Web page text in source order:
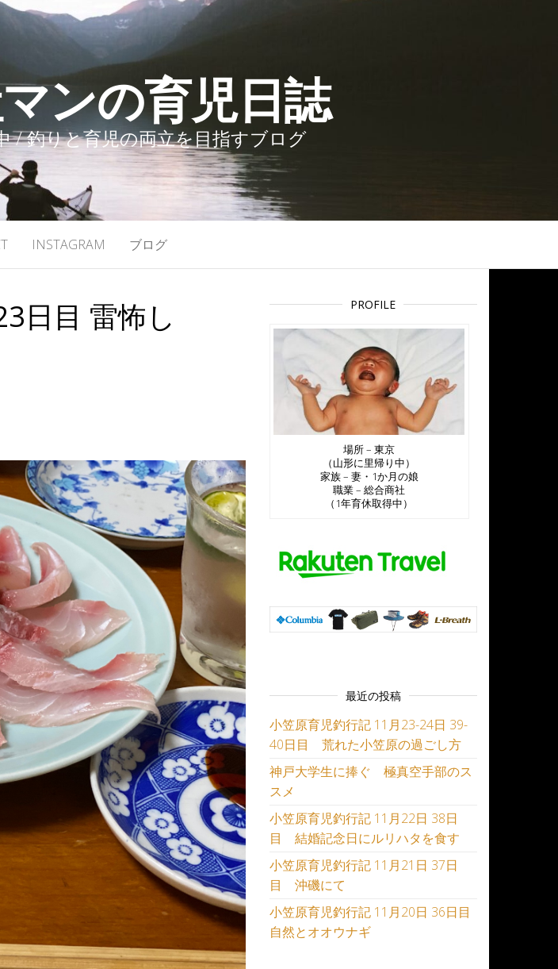
ンの育児日誌
/ 釣りと育児の両立を目指すブログ
INSTAGRAM ブログ
日目 雷怖し PROFILE
場所 – 東京
（山形に里帰り中）
家族 – 妻・1か月の娘
職業 – 総合商社
（1年育休取得中）
最近の投稿
小笠原育児釣行記 11月23-24日 39-
40日目 荒れた小笠原の過ごし方
神戸大学生に捧ぐ 極真空手部のス
スメ
小笠原育児釣行記 11月22日 38日
目 結婚記念日にルリハタを食す
小笠原育児釣行記 11月21日 37日
目 沖磯にて
小笠原育児釣行記 11月20日 36日目
自然とオオウナギ